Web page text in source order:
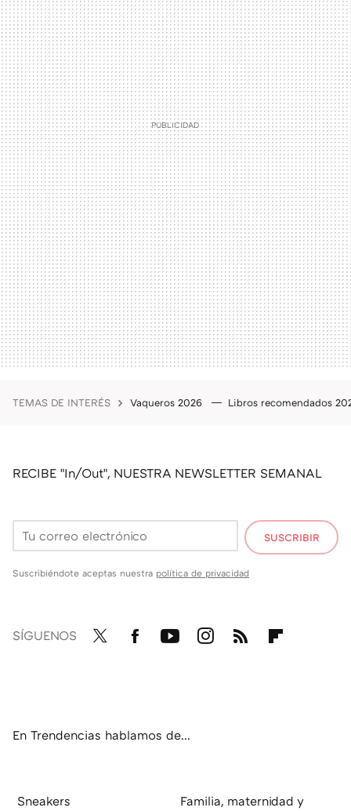
TEMAS DE INTERÉS Vaqueros 2026 Libros recomendados
RECIBE "In/Out", NUESTRA NEWSLETTER SEMANAL
SUSCRIBIR
Suscribiéndote aceptas nuestra política de privacidad
SÍGUENOS
En Trendencias hablamos de...
Sneakers
Familia, maternidad y